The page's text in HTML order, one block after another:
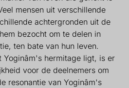
mensen uit verschillende
achtergronden uit de
bezocht om te delen in
ten bate van hun leven.
Yoginâm's hermitage ligt, is er
voor de deelnemers om
resonantie van Yoginâm's